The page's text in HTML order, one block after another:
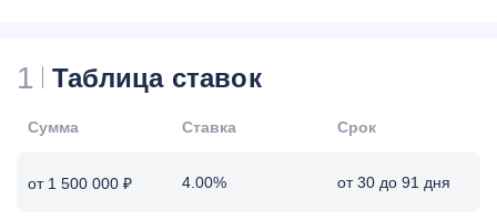
1 Таблица ставок
Сумма Ставка Срок
от 1 500 000 ₽ 4.00% от 30 до 91 дня